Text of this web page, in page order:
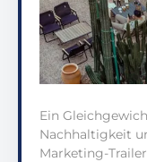
Ein
Nachhaltigkeit
Marketing-